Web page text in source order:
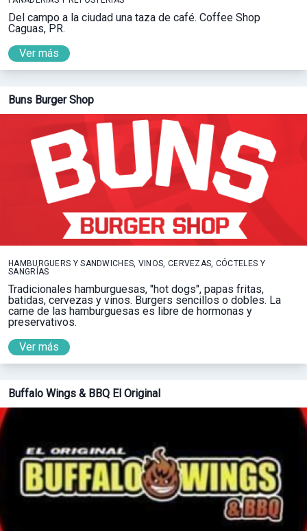
Del campo a la ciudad una taza de café. Coffee Shop
Caguas, PR.
Ver más
Buns Burger Shop
HAMBURGUERS Y SANDWICHES, VINOS, CERVEZAS, CÓCTELES Y
SANGRÍAS
Tradicionales hamburguesas, "hot dogs", papas fritas,
batidas, cervezas y vinos. Burgers sencillos o dobles. La
carne de las hamburguesas es libre de hormonas y
preservativos.
Ver más
Buffalo Wings & BBQ El Original